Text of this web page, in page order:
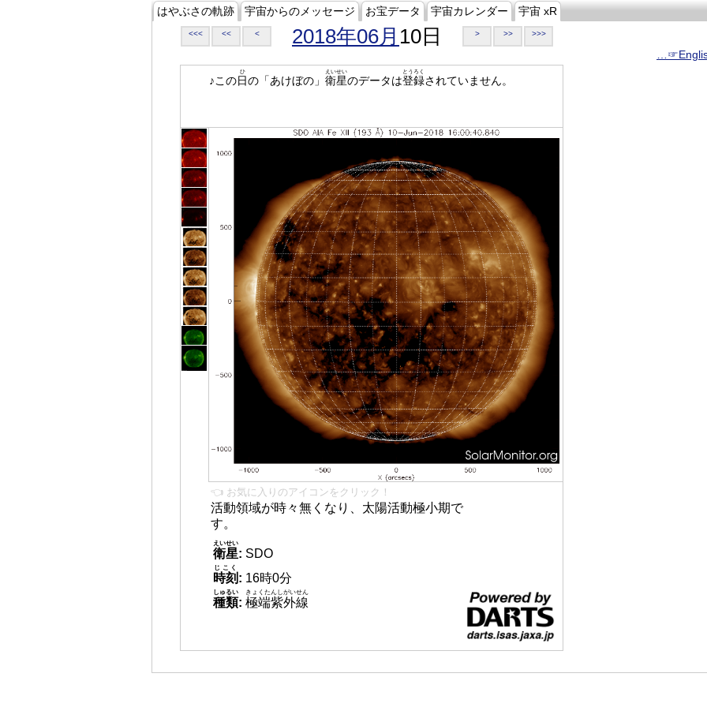
はやぶさの軌跡 宇宙からのメッセージ お宝データ 宇宙カレンダー 宇宙 xR
<<< << < 2018年06月 10日 > >> >>>
♪この日
ひ
の「あけぼの」 衛星
えいせい
のデータは登録
とうろく
されていません。
👈 お気に入りのアイコンをクリック！
活動領域が時々無くなり、太陽活動極小期で
す。
衛星
えいせい
: SDO
時刻
じこく
: 16時0分
種類
しゅるい
: 極端紫外線
きょくたんしがいせん